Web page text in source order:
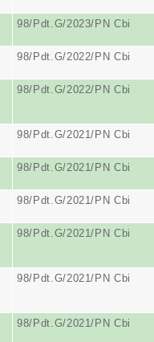
98/Pdt.G/2023/PN Cbi
98/Pdt.G/2022/PN Cbi
98/Pdt.G/2022/PN Cbi
98/Pdt.G/2021/PN Cbi
98/Pdt.G/2021/PN Cbi
98/Pdt.G/2021/PN Cbi
98/Pdt.G/2021/PN Cbi
98/Pdt.G/2021/PN Cbi
98/Pdt.G/2021/PN Cbi